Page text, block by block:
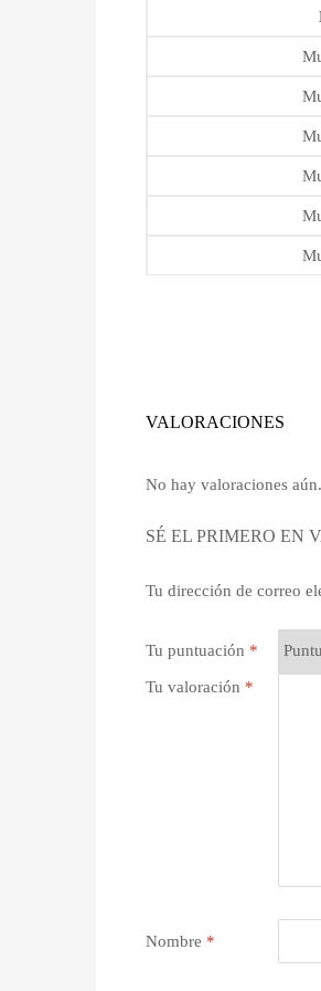
VALORACIONES
No hay valoraciones aún.
SÉ EL PRIMERO EN
Tu dirección de correo
Tu puntuación *
Tu valoración *
Nombre *